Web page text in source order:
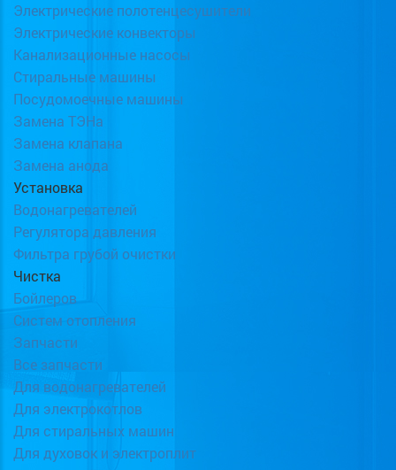
Электрические полотенцесушители
Электрические конвекторы
Канализационные насосы
Стиральные машины
Посудомоечные машины
Замена ТЭНа
Замена клапана
Замена анода
Установка
Водонагревателей
Регулятора давления
Фильтра грубой очистки
Чистка
Бойлеров
Систем отопления
Запчасти
Все запчасти
Для водонагревателей
Для электрокотлов
Для стиральных машин
Для духовок и электроплит